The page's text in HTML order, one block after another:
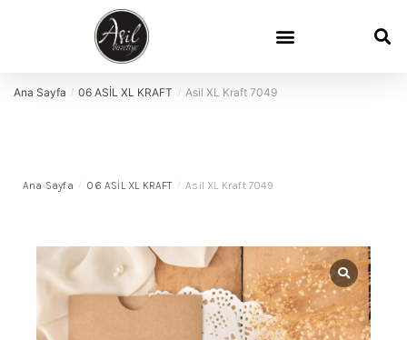
Ana Sayfa / 06 ASİL XL KRAFT / Asil XL Kraft 7049
Ana Sayfa / 06 ASİL XL KRAFT / Asil XL Kraft 7049